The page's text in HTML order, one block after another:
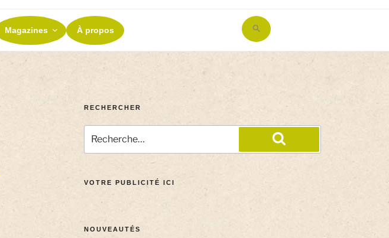
Magazines À propos
Search
for:
RECHERCHER
VOTRE PUBLICITÉ ICI
NOUVEAUTÉS